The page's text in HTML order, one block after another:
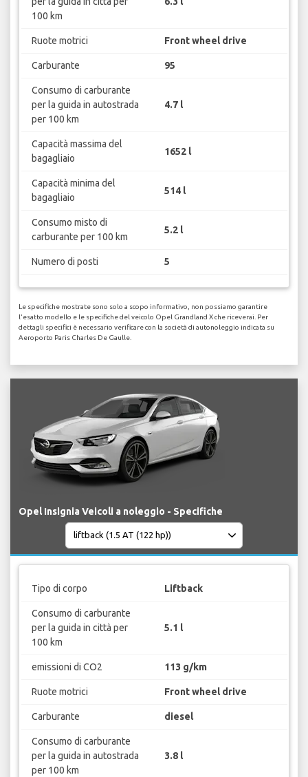
100 km
Ruote motrici Front wheel drive
Carburante 95
Consumo di carburante
per la guida in autostrada
per 100 km
4.7 l
Capacità massima del
bagagliaio
1652 l
Capacità minima del
bagagliaio
514 l
Consumo misto di
carburante per 100 km
5.2 l
Numero di posti 5
Le specifiche mostrate sono solo a scopo informativo, non possiamo garantire
l'esatto modello e le specifiche del veicolo Opel Grandland X che riceverai. Per
dettagli specifici è necessario verificare con la società di autonoleggio indicata su
Aeroporto Paris Charles De Gaulle.
Opel Insignia Veicoli a noleggio - Specifiche
Tipo di corpo Liftback
Consumo di carburante
per la guida in città per
100 km
5.1 l
emissioni di CO2 113 g/km
Ruote motrici Front wheel drive
Carburante diesel
Consumo di carburante
per la guida in autostrada
per 100 km
3.8 l